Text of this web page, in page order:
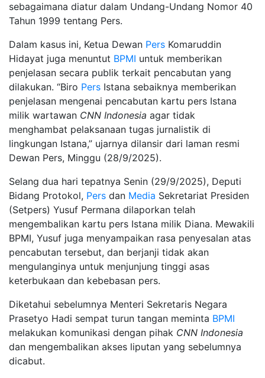
sebagaimana diatur dalam Undang-Undang Nomor 40
Tahun 1999 tentang Pers.
Dalam kasus ini, Ketua Dewan Pers Komaruddin
Hidayat juga menuntut BPMI untuk memberikan
penjelasan secara publik terkait pencabutan yang
dilakukan. “Biro Pers Istana sebaiknya memberikan
penjelasan mengenai pencabutan kartu pers Istana
milik wartawan CNN Indonesia agar tidak
menghambat pelaksanaan tugas jurnalistik di
lingkungan Istana,” ujarnya dilansir dari laman resmi
Dewan Pers, Minggu (28/9/2025).
Selang dua hari tepatnya Senin (29/9/2025), Deputi
Bidang Protokol, Pers dan Media Sekretariat Presiden
(Setpers) Yusuf Permana dilaporkan telah
mengembalikan kartu pers Istana milik Diana. Mewakili
BPMI, Yusuf juga menyampaikan rasa penyesalan atas
pencabutan tersebut, dan berjanji tidak akan
mengulanginya untuk menjunjung tinggi asas
keterbukaan dan kebebasan pers.
Diketahui sebelumnya Menteri Sekretaris Negara
Prasetyo Hadi sempat turun tangan meminta BPMI
melakukan komunikasi dengan pihak CNN Indonesia
dan mengembalikan akses liputan yang sebelumnya
dicabut.